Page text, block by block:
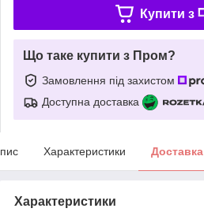
Купити з
Що таке купити з Пром?
Замовлення під захистом
Доступна доставка
Характеристики Доставка
Характеристики